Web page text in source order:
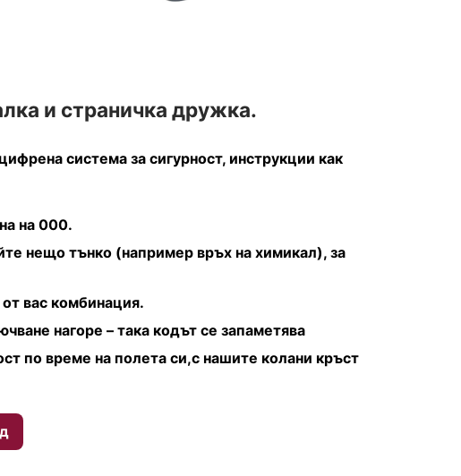
и страничка дружка.
система за сигурност, инструкции как
на 000.
нещо тънко (например връх на химикал), за
вас комбинация.
нагоре – така кодът се запаметява
по време на полета си,с нашите колани кръст